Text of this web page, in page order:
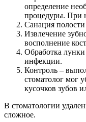
определение
процедуры. При
Санация полости
Извлечение
восполнение
Обработка
инфекции.
Контроль –
стоматолог мог
кусочков зубов
В стоматологии
сложное.